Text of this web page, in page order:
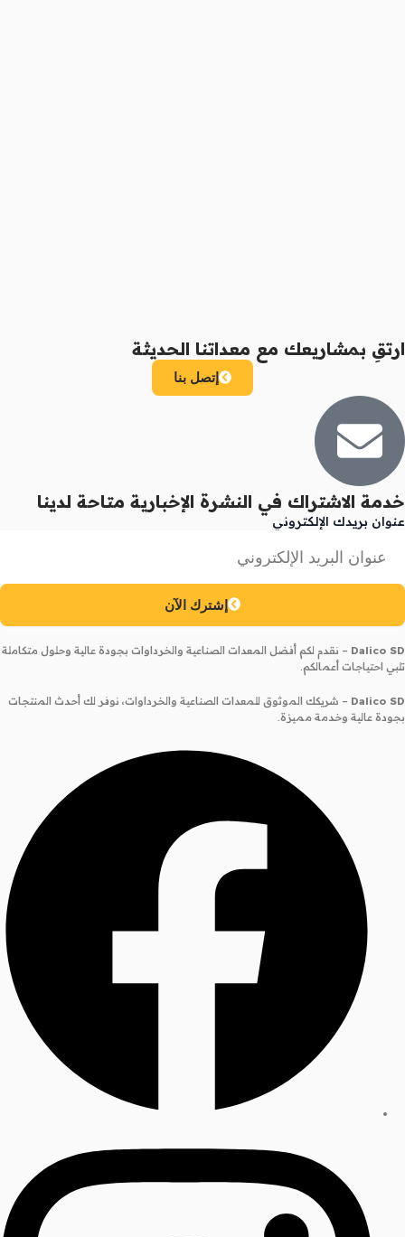
ارتقِ بمشاريعك مع معداتنا الحديثة
إتصل بنا
خدمة الاشتراك في النشرة الإخبارية متاحة لدينا
عنوان بريدك الإلكتروني
إشترك الآن
Dalico SD – نقدم لكم أفضل المعدات الصناعية والخرداوات بجودة عالية وحلول متكاملة
تلبي احتياجات أعمالكم.
Dalico SD – شريكك الموثوق للمعدات الصناعية والخرداوات، نوفر لك أحدث المنتجات
بجودة عالية وخدمة مميزة.